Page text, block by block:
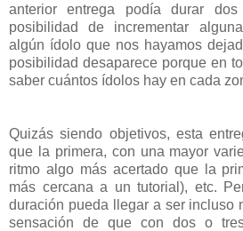
anterior entrega podía durar
posibilidad de incrementar
algún ídolo que nos hayamos
posibilidad desaparece porque en
saber cuántos ídolos hay en cada
Quizás siendo objetivos, esta
que la primera, con una mayor
ritmo algo más acertado que la
más cercana a un tutorial), etc.
duración pueda llegar a ser incluso
sensación de que con dos o